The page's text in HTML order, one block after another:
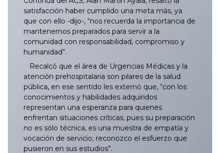
satisfacción haber cumplido una meta más, ya
que con ello -dijo-, “nos recuerda la importancia de
mantenernos preparados para servir a la
comunidad con responsabilidad, compromiso y
humanidad”.
Recalcó que el área de Urgencias Médicas y la
atención prehospitalaria son pilares de la salud
pública, en ese sentido les externó que, “con los
conocimientos y habilidades adquiridos
representan una esperanza para quienes
enfrentan situaciones críticas, pues su preparación
no es sólo técnica, es una muestra de empatía y
vocación de servicio; reconozco el esfuerzo que
pusieron en sus estudios”.